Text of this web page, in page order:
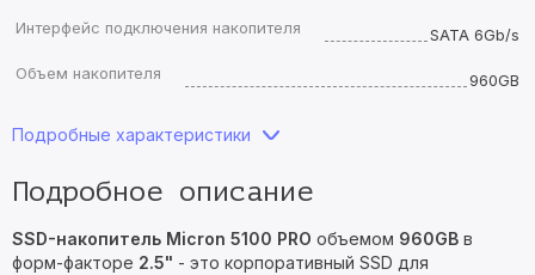
Интерфейс подключения накопителя
SATA 6Gb/s
Объем накопителя
960GB
Подробные характеристики
Подробное описание
SSD-накопитель Micron 5100 PRO объемом 960GB в
форм-факторе 2.5" - это корпоративный SSD для